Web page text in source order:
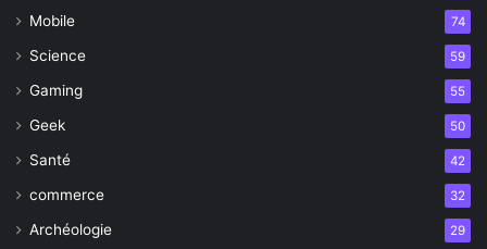
Mobile 74
Science 59
Gaming 55
Geek 50
Santé 42
commerce 32
Archéologie 29